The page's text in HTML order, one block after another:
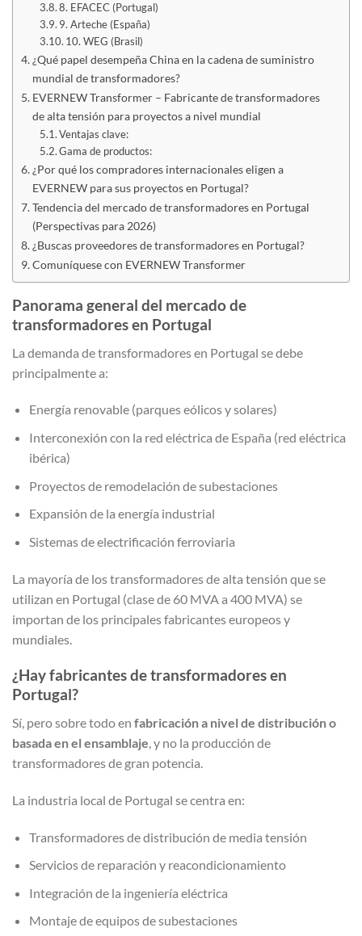
8. EFACEC (Portugal)
9. Arteche (España)
10. WEG (Brasil)
¿Qué papel desempeña China en la cadena de suministro
mundial de transformadores?
EVERNEW Transformer – Fabricante de transformadores
de alta tensión para proyectos a nivel mundial
Ventajas clave:
Gama de productos:
¿Por qué los compradores internacionales eligen a
EVERNEW para sus proyectos en Portugal?
Tendencia del mercado de transformadores en Portugal
(Perspectivas para 2026)
¿Buscas proveedores de transformadores en Portugal?
Comuníquese con EVERNEW Transformer
Panorama general del mercado de
transformadores en Portugal
La demanda de transformadores en Portugal se debe
principalmente a:
Energía renovable (parques eólicos y solares)
Interconexión con la red eléctrica de España (red eléctrica
ibérica)
Proyectos de remodelación de subestaciones
Expansión de la energía industrial
Sistemas de electrificación ferroviaria
La mayoría de los transformadores de alta tensión que se
utilizan en Portugal (clase de 60 MVA a 400 MVA) se
importan de los principales fabricantes europeos y
mundiales.
¿Hay fabricantes de transformadores en
Portugal?
Sí, pero sobre todo en fabricación a nivel de distribución o
basada en el ensamblaje, y no la producción de
transformadores de gran potencia.
La industria local de Portugal se centra en:
Transformadores de distribución de media tensión
Servicios de reparación y reacondicionamiento
Integración de la ingeniería eléctrica
Montaje de equipos de subestaciones